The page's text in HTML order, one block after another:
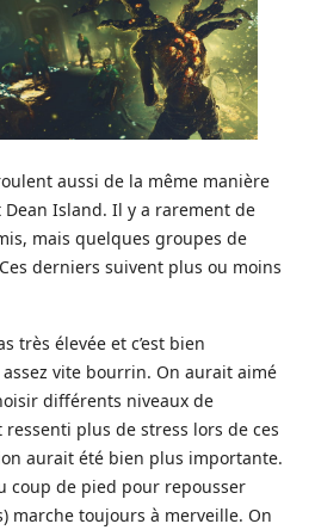
aussi de la même manière
Island. Il y a rarement de
mais quelques groupes de
derniers suivent plus ou moins
très élevée et c’est bien
vite bourrin. On aurait aimé
différents niveaux de
plus de stress lors de ces
aurait été bien plus importante.
coup de pied pour repousser
marche toujours à merveille. On